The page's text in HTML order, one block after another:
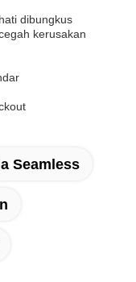
dibungkus
kerusakan
Seamless